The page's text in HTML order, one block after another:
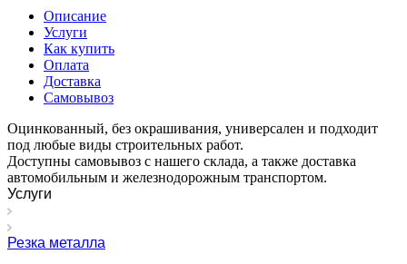
Описание
Услуги
Как купить
Оплата
Доставка
Самовывоз
Оцинкованный, без окрашивания, универсален и подходит
под любые виды строительных работ.
Доступны самовывоз с нашего склада, а также доставка
автомобильным и железнодорожным транспортом.
Услуги
Резка металла